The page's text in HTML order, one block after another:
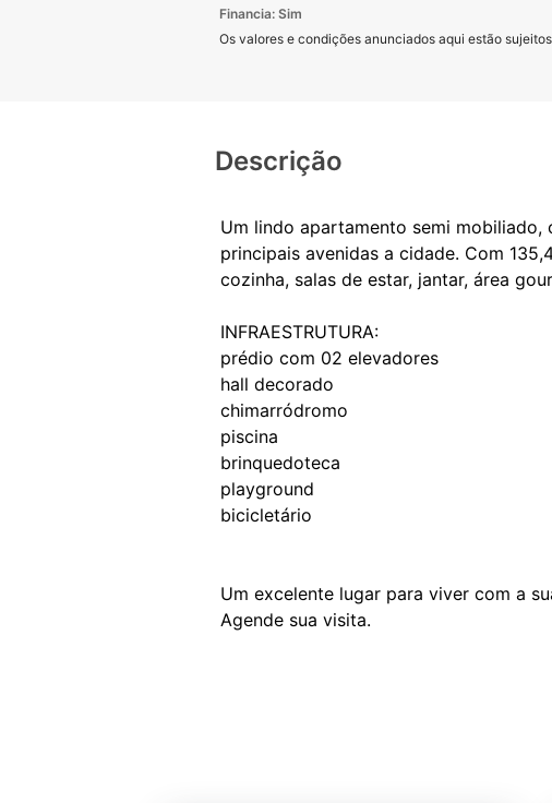
Financia: Sim
Os valores e condições anunciados aqui estão
Descrição
Um lindo apartamento semi
principais avenidas a cidade. Com
cozinha, salas de estar, jantar, área
INFRAESTRUTURA:
prédio com 02 elevadores
hall decorado
chimarródromo
piscina
brinquedoteca
playground
bicicletário
Um excelente lugar para viver com a